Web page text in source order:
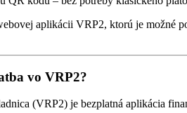
aplikácii VRP2, ktorú je možné
vo VRP2?
(VRP2) je bezplatná aplikácia